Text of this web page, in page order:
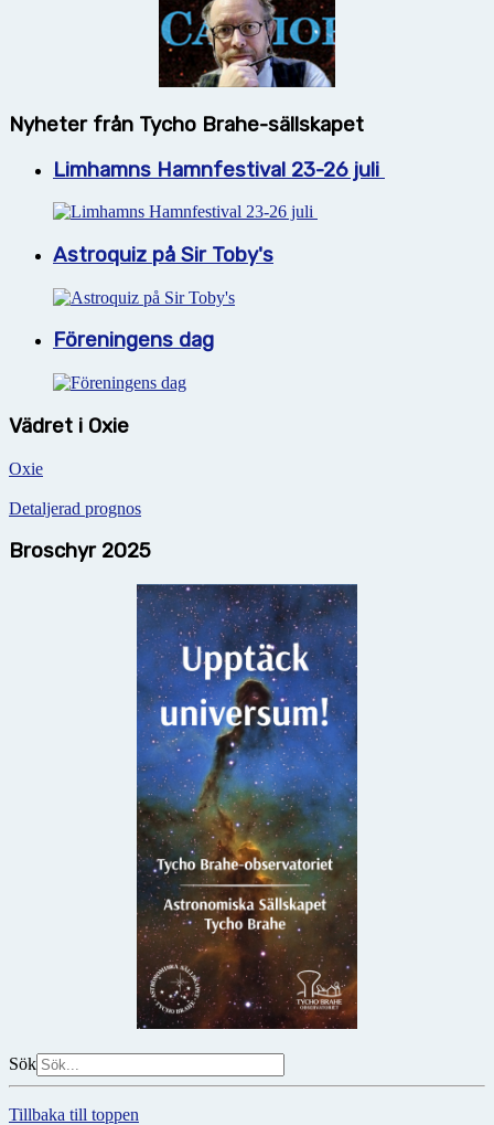
Nyheter från Tycho Brahe-sällskapet
Limhamns Hamnfestival 23-26 juli
Astroquiz på Sir Toby's
Föreningens dag
Vädret i Oxie
Oxie
Detaljerad prognos
Broschyr 2025
Sök
Tillbaka till toppen